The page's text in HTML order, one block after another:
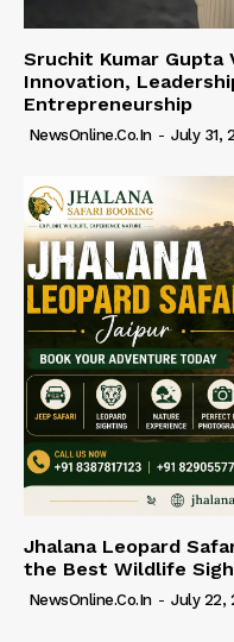
Sruchit Kumar Gupta
Innovation,
Entrepreneurship
NewsOnline.co.in - July 31,
Jhalana Leopard
the Best Wildlife
NewsOnline.co.in - July 22,